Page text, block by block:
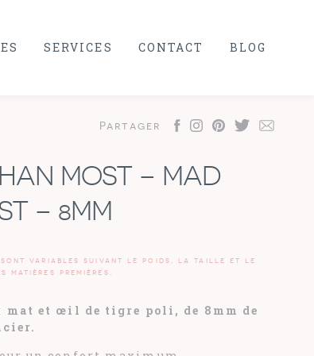
SERVICES CONTACT BLOG
Partager
MOST – MAD
– 8MM
sont variables suivant le poids, la taille et le
matières premières.
mat et œil de tigre poli, de 8mm de